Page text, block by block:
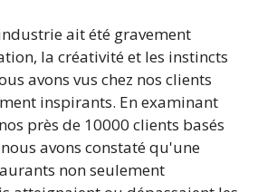
ait été gravement
la créativité et les instincts
avons vus chez nos clients
inspirants. En examinant
près de 10000 clients basés
avons constaté qu'une
non seulement